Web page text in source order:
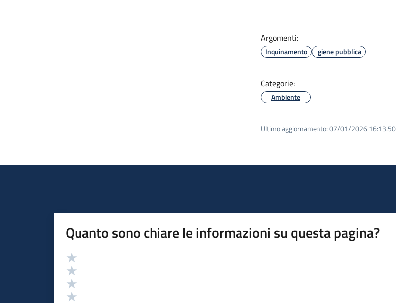
Argomenti:
Inquinamento Igiene pubblica
Categorie:
Ambiente
Ultimo aggiornamento:07/01/2026 16:13.50
Quanto sono chiare le informazioni su questa pagina?
Valutazione